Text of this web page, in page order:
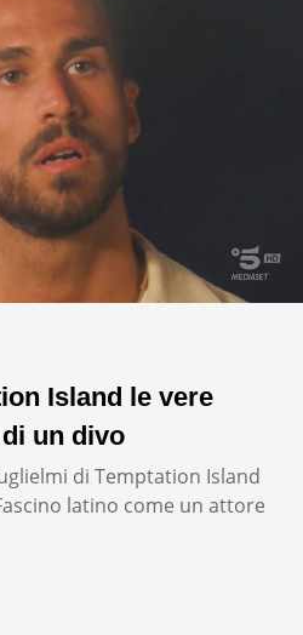
Island le vere
un divo
di Temptation Island
latino come un attore